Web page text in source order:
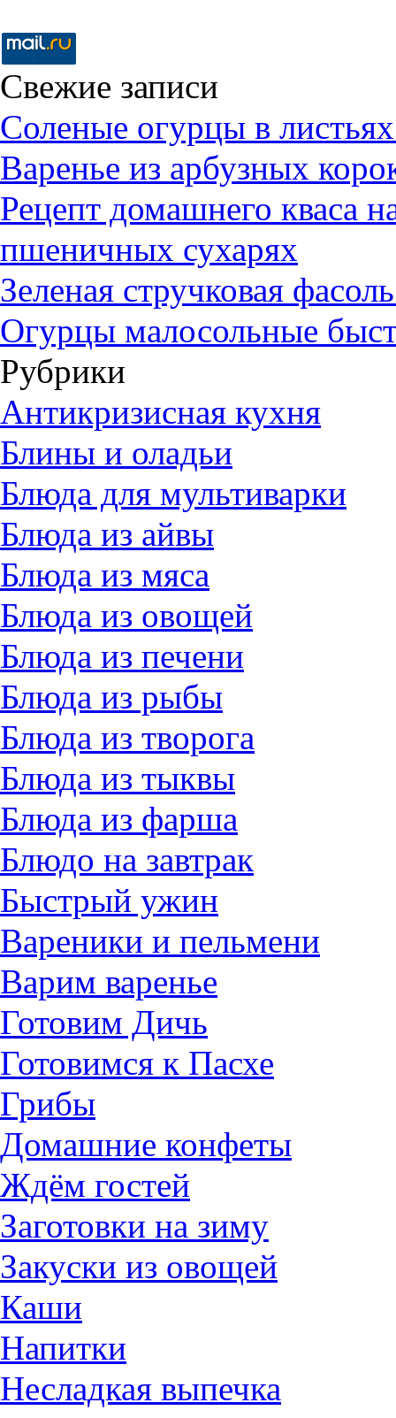
Свежие записи
Соленые огурцы в
Варенье из арбузных
Рецепт домашнего кваса
пшеничных сухарях
Зеленая стручковая
Огурцы малосольные
Рубрики
Антикризисная кухня
Блины и оладьи
Блюда для мультиварки
Блюда из айвы
Блюда из мяса
Блюда из овощей
Блюда из печени
Блюда из рыбы
Блюда из творога
Блюда из тыквы
Блюда из фарша
Блюдо на завтрак
Быстрый ужин
Вареники и пельмени
Варим варенье
Готовим Дичь
Готовимся к Пасхе
Грибы
Домашние конфеты
Ждём гостей
Заготовки на зиму
Закуски из овощей
Каши
Напитки
Несладкая выпечка